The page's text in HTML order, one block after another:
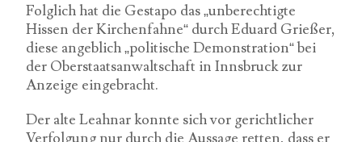
Folglich hat die Gestapo das „unberechtigte
Hissen der Kirchenfahne“ durch Eduard Grießer,
diese angeblich „politische Demonstration“ bei
der Oberstaatsanwaltschaft in Innsbruck zur
Anzeige eingebracht.
Der alte Leahnar konnte sich vor gerichtlicher